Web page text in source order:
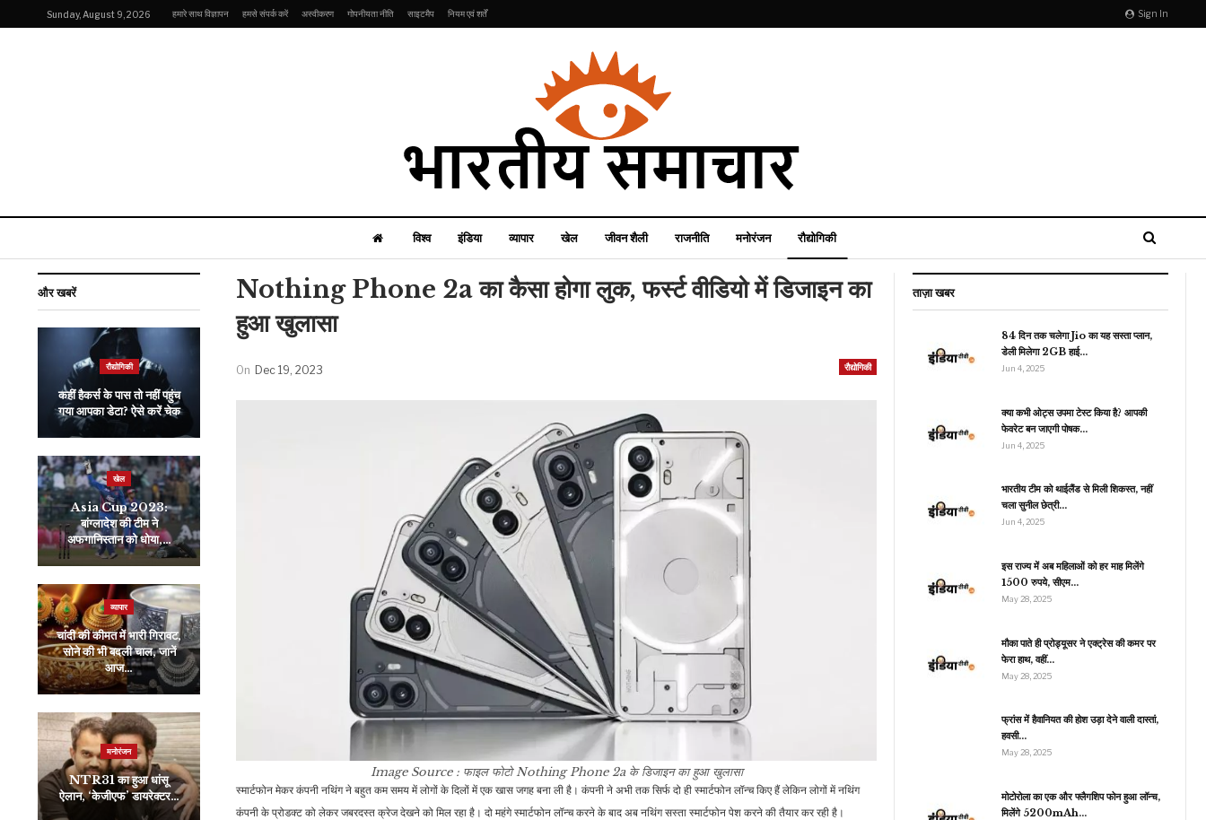
Sign In
Sunday, August 9, 2026 हमारे साथ विज्ञापन हमसे संपर्क करें अस्वीकरण गोपनीयता नीति साइटमैप नियम एवं शर्तें
विश्व इंडिया व्यापार खेल जीवन शैली राजनीति मनोरंजन रौद्योगिकी
Nothing Phone 2a का कैसा होगा लुक, फर्स्ट वीडियो में डिजाइन का
हुआ खुलासा
रौद्योगिकी
On Dec 19, 2023
Image Source : फाइल फोटोNothing Phone 2a के डिजाइन का हुआ खुलासा
स्मार्टफोन मेकर कंपनी नथिंग ने बहुत कम समय में लोगों के दिलों में एक खास जगह बना ली है। कंपनी ने अभी तक सिर्फ दो ही स्मार्टफोन लॉन्च किए हैं लेकिन लोगों में नथिंग
कंपनी के प्रोडक्ट को लेकर जबरदस्त क्रेज देखने को मिल रहा है। दो महंगे स्मार्टफोन लॉन्च करने के बाद अब नथिंग सस्ता स्मार्टफोन पेश करने की तैयार कर रही है।
ताज़ा खबर
84 दिन तक चलेगा Jio का यह सस्ता प्लान,
डेली मिलेगा 2GB हाई…
Jun 4, 2025
क्या कभी ओट्स उपमा टेस्ट किया है? आपकी
फेवरेट बन जाएगी पोषक…
Jun 4, 2025
भारतीय टीम को थाईलैंड से मिली शिकस्त, नहीं
चला सुनील छेत्री…
Jun 4, 2025
इस राज्य में अब महिलाओं को हर माह मिलेंगे
1500 रुपये, सीएम…
May 28, 2025
मौका पाते ही प्रोड्यूसर ने एक्ट्रेस की कमर पर
फेरा हाथ, वहीं…
May 28, 2025
फ्रांस में हैवानियत की होश उड़ा देने वाली दास्तां,
हवसी…
May 28, 2025
मोटोरोला का एक और फ्लैगशिप फोन हुआ लॉन्च,
मिलेंगे 5200mAh…
और खबरें
रौद्योगिकी
कहीं हैकर्स के पास तो नहीं पहुंच
गया आपका डेटा? ऐसे करें चेक
खेल
Asia Cup 2023:
बांग्लादेश की टीम ने
अफगानिस्तान को धोया,…
व्यापार
चांदी की कीमत में भारी गिरावट,
सोने की भी बदली चाल, जानें
आज…
मनोरंजन
NTR31 का हुआ धांसू
ऐलान, ‘केजीएफ’ डायरेक्टर…
महुआ मोइत्रा को नहीं मिली 5
हाफिज सईद के डिप्टी सलाम
वेबसाइट ने…
खेल
IND V ENG: राजकोट में
किसका होगा राज, पाकिस्तानी
बॉलर का…
इंडिया
अयोध्या के राम मंदिर के लिए
रामलला की मूर्ति फाइनल हुई,
इस…
IPL 2025 से पहले
जसप्रीत बुमराह को लेकर आई
बुरी खबर, मुंबई…
इतिहास,…
जीवन शैली
यूपी का मशहूर सन्नाटा रायता
स्वाद में दाल सब्जी को भी
Stock Market
Open: भारतीय शेयर बाजार
की सकारात्मक शुरुआत,…
कैलिफोर्निया में हिंदू मंदिर को
पहुंचाया नुकसान, अमेरिकी…
राजनीति
Aadhaar के जरिए
रहे बैंक अकाउंट, इस…